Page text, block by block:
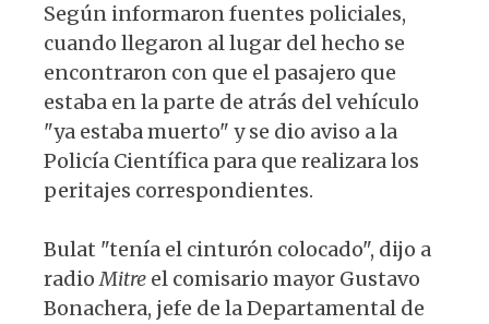
Según informaron fuentes policiales,
cuando llegaron al lugar del hecho se
encontraron con que el pasajero que
estaba en la parte de atrás del vehículo
"ya estaba muerto" y se dio aviso a la
Policía Científica para que realizara los
peritajes correspondientes.
Bulat "tenía el cinturón colocado", dijo a
radioMitre el comisario mayor Gustavo
Bonachera, jefe de la Departamental de